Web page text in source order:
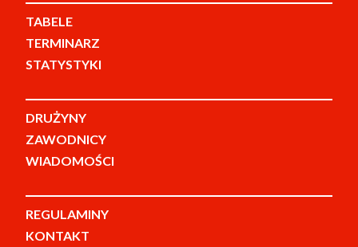
TABELE
TERMINARZ
STATYSTYKI
DRUŻYNY
ZAWODNICY
WIADOMOŚCI
REGULAMINY
KONTAKT